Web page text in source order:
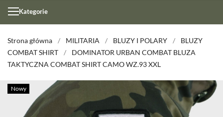
Kategorie
Strona główna MILITARIA BLUZY I POLARY
BLUZY
COMBAT SHIRT
DOMINATOR URBAN COMBAT BLUZA
TAKTYCZNA COMBAT SHIRT CAMO WZ.93 XXL
Nowy